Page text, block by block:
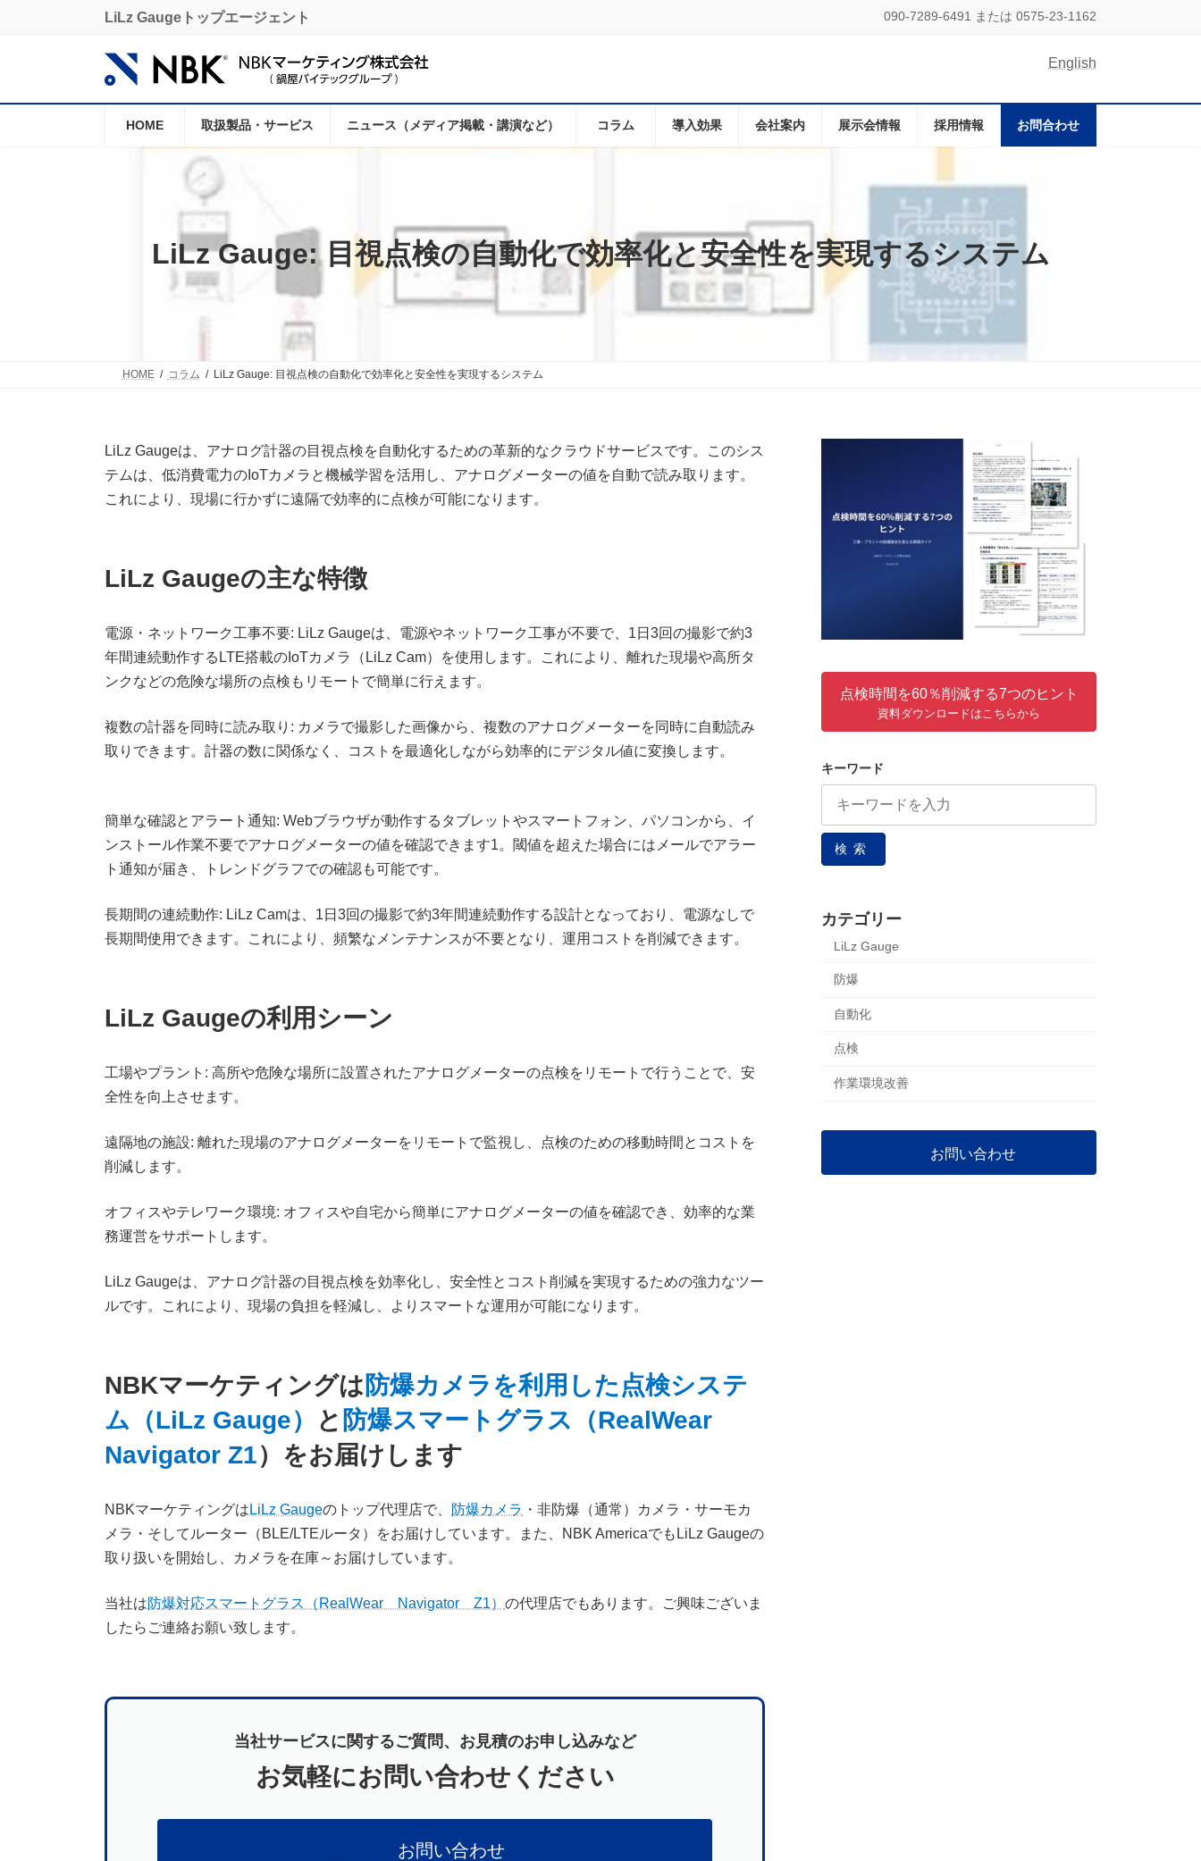
へ
ョ
LiLz Gaugeトップエージェント 090-7289-6491 または 0575-23-1162
English
HOME 取扱製品・サービス ニュース（メディア掲載・講演など） コラム 導入効果 会社案内 展示会情報 採用情報 お問合わせ
LiLz Gauge: 目視点検の自動化で効率化と安全性を実現するシステム
HOME コラム LiLz Gauge: 目視点検の自動化で効率化と安全性を実現するシステム
LiLz Gaugeは、アナログ計器の目視点検を自動化するための革新的なクラウドサービスです。このシス
テムは、低消費電力のIoTカメラと機械学習を活用し、アナログメーターの値を自動で読み取ります。
これにより、現場に行かずに遠隔で効率的に点検が可能になります。
LiLz Gaugeの主な特徴
電源・ネットワーク工事不要: LiLz Gaugeは、電源やネットワーク工事が不要で、1日3回の撮影で約3
年間連続動作するLTE搭載のIoTカメラ（LiLz Cam）を使用します。これにより、離れた現場や高所タ
ンクなどの危険な場所の点検もリモートで簡単に行えます。
複数の計器を同時に読み取り: カメラで撮影した画像から、複数のアナログメーターを同時に自動読み
取りできます。計器の数に関係なく、コストを最適化しながら効率的にデジタル値に変換します。
簡単な確認とアラート通知: Webブラウザが動作するタブレットやスマートフォン、パソコンから、イ
ンストール作業不要でアナログメーターの値を確認できます1。閾値を超えた場合にはメールでアラー
ト通知が届き、トレンドグラフでの確認も可能です。
長期間の連続動作: LiLz Camは、1日3回の撮影で約3年間連続動作する設計となっており、電源なしで
長期間使用できます。これにより、頻繁なメンテナンスが不要となり、運用コストを削減できます。
LiLz Gaugeの利用シーン
工場やプラント: 高所や危険な場所に設置されたアナログメーターの点検をリモートで行うことで、安
全性を向上させます。
遠隔地の施設: 離れた現場のアナログメーターをリモートで監視し、点検のための移動時間とコストを
削減します。
オフィスやテレワーク環境: オフィスや自宅から簡単にアナログメーターの値を確認でき、効率的な業
務運営をサポートします。
LiLz Gaugeは、アナログ計器の目視点検を効率化し、安全性とコスト削減を実現するための強力なツー
ルです。これにより、現場の負担を軽減し、よりスマートな運用が可能になります。
NBKマーケティングは 防爆カメラを利用した点検システ
ム（LiLz Gauge）
と 防爆スマートグラス（RealWear
Navigator Z1）をお届けします
NBKマーケティングは LiLz Gaugeのトップ代理店で、 防爆カメラ ・非防爆（通常）カメラ・サーモカ
メラ・そしてルーター（BLE/LTEルータ）をお届けしています。また、NBK AmericaでもLiLz Gaugeの
取り扱いを開始し、カメラを在庫～お届けしています。
当社は防爆対応スマートグラス（RealWear Navigator Z1） の代理店でもあります。ご興味ございま
したらご連絡お願い致します。
当社サービスに関するご質問、お見積のお申し込みなど
お気軽にお問い合わせください
お問い合わせ
点検時間を60％削減する7つのヒント
資料ダウンロードはこちらから
キーワード
検索
カテゴリー
LiLz Gauge
防爆
自動化
点検
作業環境改善
お問い合わせ